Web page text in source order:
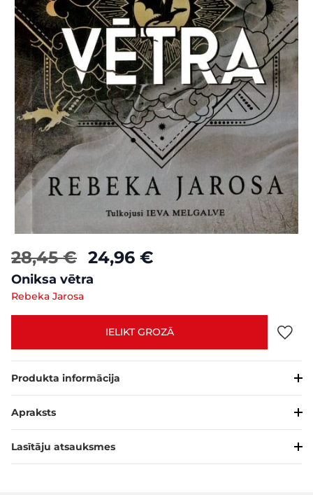
28,45 € 24,96 €
Oniksa vētra
Rebeka Jarosa
IELIKT GROZĀ
Produkta informācija
Apraksts
Lasītāju atsauksmes